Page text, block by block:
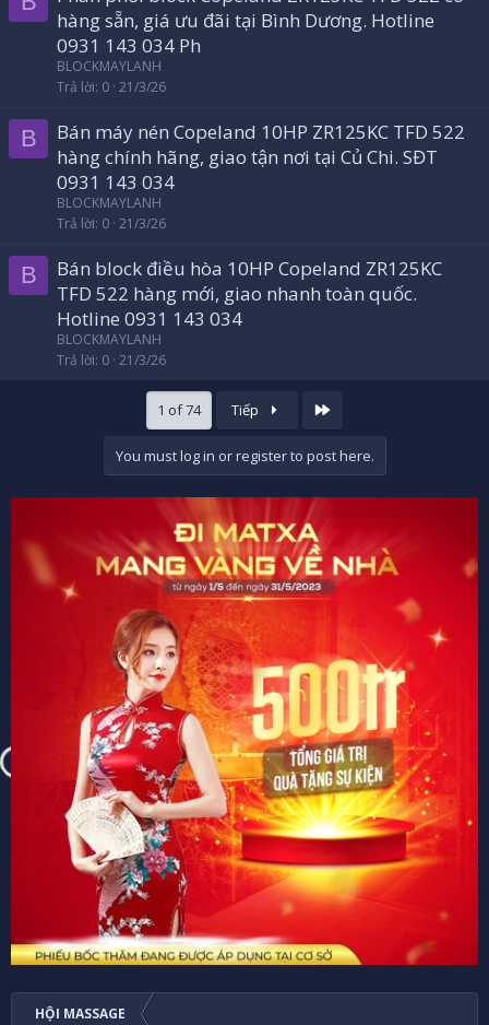
hàng sẵn, giá ưu đãi tại Bình Dương. Hotline
0931 143 034 Ph
BLOCKMAYLANH
Trả lời 0 21/3/26
B
Bán máy nén Copeland 10HP ZR125KC TFD 522
hàng chính hãng, giao tận nơi tại Củ Chi. SĐT
0931 143 034
BLOCKMAYLANH
Trả lời 0 21/3/26
B
Bán block điều hòa 10HP Copeland ZR125KC
TFD 522 hàng mới, giao nhanh toàn quốc.
Hotline 0931 143 034
BLOCKMAYLANH
Trả lời 0 21/3/26
1 of 74 Tiếp
You must log in or register to post here.
HỘI MASSAGE